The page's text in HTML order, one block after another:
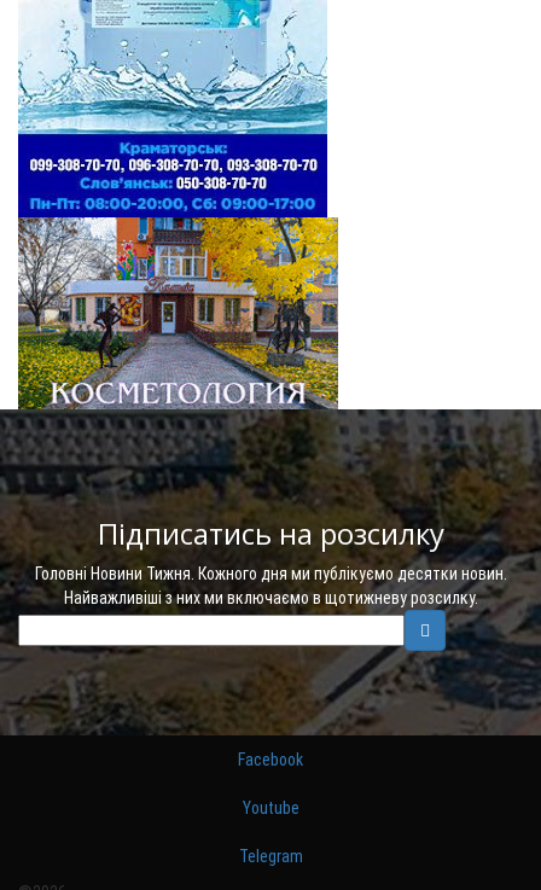
Підписатись на розсилку
Головні Новини Тижня. Кожного дня ми публікуємо десятки новин.
Найважливіші з них ми включаємо в щотижневу розсилку.
Facebook
Youtube
Telegram